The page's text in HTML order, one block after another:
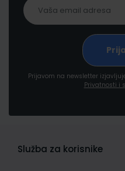
Prijavom na newsletter
Privatnosti i
Služba za korisnike